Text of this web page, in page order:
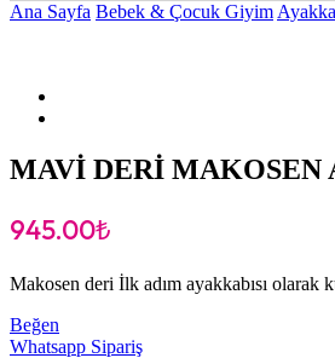
Ana Sayfa Bebek & Çocuk Giyim
MAVİ DERİ MAKOSEN
945.00₺
Makosen deri İlk adım ayakkabısı olarak
Beğen
Whatsapp Sipariş